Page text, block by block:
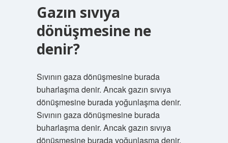
Gazın sıvıya
dönüşmesine ne
denir?
Sıvının gaza dönüşmesine burada
buharlaşma denir. Ancak gazın sıvıya
dönüşmesine burada yoğunlaşma denir.
Sıvının gaza dönüşmesine burada
buharlaşma denir. Ancak gazın sıvıya
dönüşmesine burada yoğunlaşma denir.